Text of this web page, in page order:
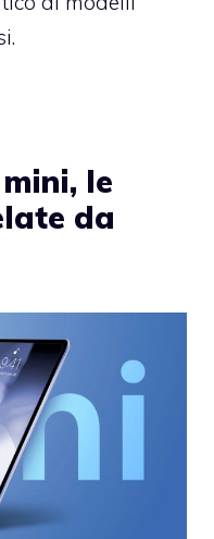
le
da